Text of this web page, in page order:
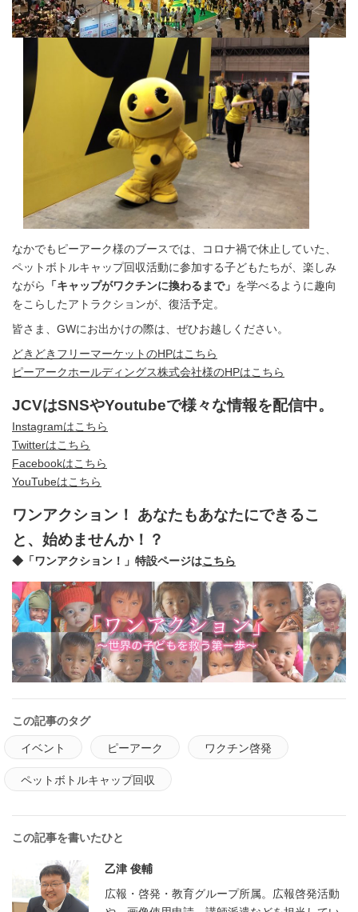
なかでもピーアーク様のブースでは、コロナ禍で休止していた、
ペットボトルキャップ回収活動に参加する子どもたちが、楽しみ
ながら
「キャップがワクチンに換わるまで」 を学べるように趣向
をこらしたアトラクションが、復活予定。
皆さま、GWにお出かけの際は、ぜひお越しください。
どきどきフリーマーケットのHPはこちら
ピーアークホールディングス株式会社様のHPはこちら
JCVはSNSやYoutubeで様々な情報を配信中。
Instagramはこちら
Twitterはこちら
Facebookはこちら
YouTubeはこちら
ワンアクション！ あなたもあなたにできるこ
と、始めませんか！？
◆「ワンアクション！」特設ページはこちら
この記事のタグ
イベント ピーアーク ワクチン啓発
ペットボトルキャップ回収
この記事を書いたひと
乙津 俊輔
広報・啓発・教育グループ所属。広報啓発活動